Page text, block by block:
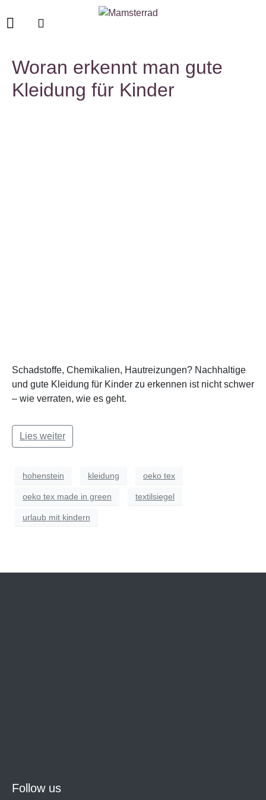
Woran erkennt man gute
Kleidung für Kinder
Schadstoffe, Chemikalien, Hautreizungen? Nachhaltige
und gute Kleidung für Kinder zu erkennen ist nicht schwer
– wie verraten, wie es geht.
Lies weiter
hohenstein kleidung oeko tex
oeko tex made in green textilsiegel
urlaub mit kindern
Follow us